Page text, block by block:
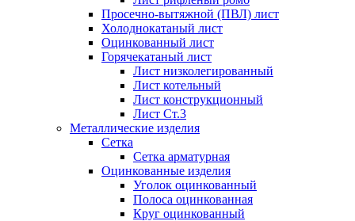
Просечно-вытяжной (ПВЛ) лист
Холоднокатаный лист
Оцинкованный лист
Горячекатаный лист
Лист низколегированный
Лист котельный
Лист конструкционный
Лист Ст.3
Металлические изделия
Сетка
Сетка арматурная
Оцинкованные изделия
Уголок оцинкованный
Полоса оцинкованная
Круг оцинкованный